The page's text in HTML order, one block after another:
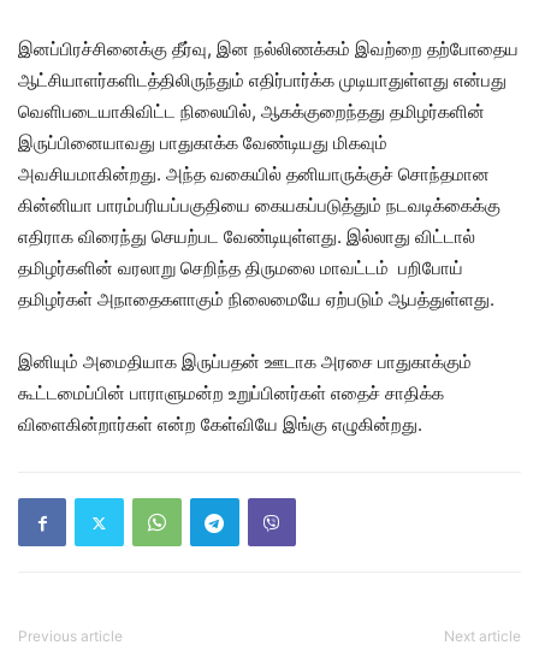
இனப்பிரச்சினைக்கு தீர்வு, இன நல்லிணக்கம் இவற்றை தற்போதைய
ஆட்சியாளர்களிடத்திலிருந்தும் எதிர்பார்க்க முடியாதுள்ளது என்பது
வெளிபடையாகிவிட்ட நிலையில், ஆகக்குறைந்தது தமிழர்களின்
இருப்பினையாவது பாதுகாக்க வேண்டியது மிகவும்
அவசியமாகின்றது. அந்த வகையில் தனியாருக்குச் சொந்தமான
கின்னியா பாரம்பரியப்பகுதியை கையகப்படுத்தும் நடவடிக்கைக்கு
எதிராக விரைந்து செயற்பட வேண்டியுள்ளது. இல்லாது விட்டால்
தமிழர்களின் வரலாறு செறிந்த திருமலை மாவட்டம் பறிபோய்
தமிழர்கள் அநாதைகளாகும் நிலைமையே ஏற்படும் ஆபத்துள்ளது.
இனியும் அமைதியாக இருப்பதன் ஊடாக அரசை பாதுகாக்கும்
கூட்டமைப்பின் பாராளுமன்ற உறுப்பினர்கள் எதைச் சாதிக்க
விளைகின்றார்கள் என்ற கேள்வியே இங்கு எழுகின்றது.
Previous article Next article